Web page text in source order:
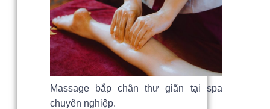
Massage bắp chân thư giãn tại spa
chuyên nghiệp.